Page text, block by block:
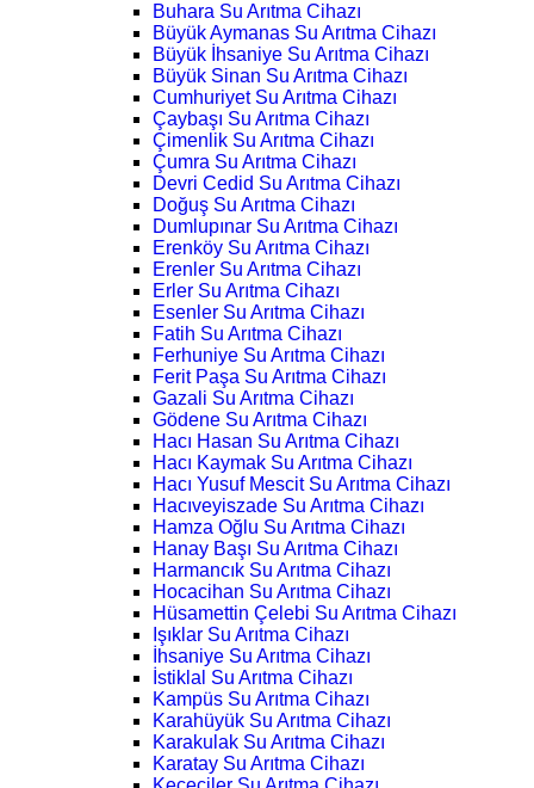
Buhara Su Arıtma Cihazı
Büyük Aymanas Su Arıtma Cihazı
Büyük İhsaniye Su Arıtma Cihazı
Büyük Sinan Su Arıtma Cihazı
Cumhuriyet Su Arıtma Cihazı
Çaybaşı Su Arıtma Cihazı
Çimenlik Su Arıtma Cihazı
Çumra Su Arıtma Cihazı
Devri Cedid Su Arıtma Cihazı
Doğuş Su Arıtma Cihazı
Dumlupınar Su Arıtma Cihazı
Erenköy Su Arıtma Cihazı
Erenler Su Arıtma Cihazı
Erler Su Arıtma Cihazı
Esenler Su Arıtma Cihazı
Fatih Su Arıtma Cihazı
Ferhuniye Su Arıtma Cihazı
Ferit Paşa Su Arıtma Cihazı
Gazali Su Arıtma Cihazı
Gödene Su Arıtma Cihazı
Hacı Hasan Su Arıtma Cihazı
Hacı Kaymak Su Arıtma Cihazı
Hacı Yusuf Mescit Su Arıtma Cihazı
Hacıveyiszade Su Arıtma Cihazı
Hamza Oğlu Su Arıtma Cihazı
Hanay Başı Su Arıtma Cihazı
Harmancık Su Arıtma Cihazı
Hocacihan Su Arıtma Cihazı
Hüsamettin Çelebi Su Arıtma Cihazı
Işıklar Su Arıtma Cihazı
İhsaniye Su Arıtma Cihazı
İstiklal Su Arıtma Cihazı
Kampüs Su Arıtma Cihazı
Karahüyük Su Arıtma Cihazı
Karakulak Su Arıtma Cihazı
Karatay Su Arıtma Cihazı